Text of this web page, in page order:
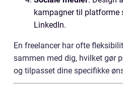
kampagner til platforme
LinkedIn.
En freelancer har ofte
sammen med dig, hvilket gør
og tilpasset dine specifikke